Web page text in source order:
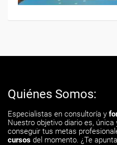
Quiénes Somos:
Especialistas en consultoría y
Nuestro objetivo diario es,
conseguir tus metas
cursos del momento. ¿Te